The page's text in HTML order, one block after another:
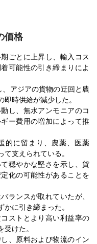
価格
ごとに上昇し、輸入コス
可能性の引き締まりによ
アジアの貨物の迂回と農
時供給が減少した。
し、無水アンモニアのコ
ー費用の増加によって推
的に留まり、農薬、医薬
支えられている。
穏やかな堅さを示し、貨
化の可能性があることを
ランスが取れていたが、
に引き締まった。
ストとより高い利益率の
けた。
、原料および物流のイン